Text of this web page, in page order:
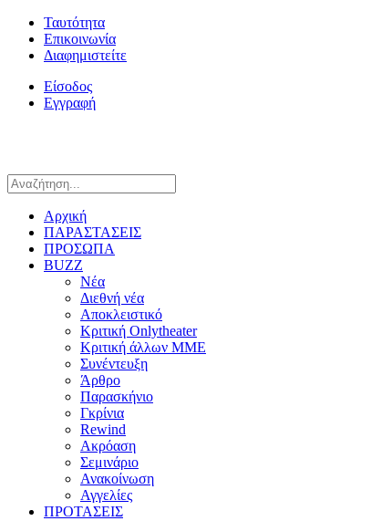
Ταυτότητα
Επικοινωνία
Διαφημιστείτε
Είσοδος
Εγγραφή
Αρχική
ΠΑΡΑΣΤΑΣΕΙΣ
ΠΡΟΣΩΠΑ
BUZZ
Νέα
Διεθνή νέα
Αποκλειστικό
Κριτική Onlytheater
Κριτική άλλων ΜΜΕ
Συνέντευξη
Άρθρο
Παρασκήνιο
Γκρίνια
Rewind
Ακρόαση
Σεμινάριο
Ανακοίνωση
Αγγελίες
ΠΡΟΤΑΣΕΙΣ